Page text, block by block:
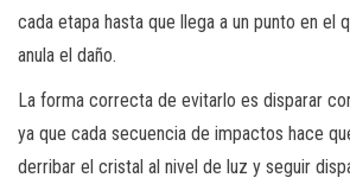
cada etapa hasta que llega a un punto en el
anula el daño.
La forma correcta de evitarlo es disparar
ya que cada secuencia de impactos hace
derribar el cristal al nivel de luz y seguir